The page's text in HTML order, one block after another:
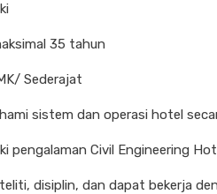
35 tahun
Sederajat
sistem dan operasi hotel
pengalaman Civil Engineering
disiplin, dan dapat bekerja